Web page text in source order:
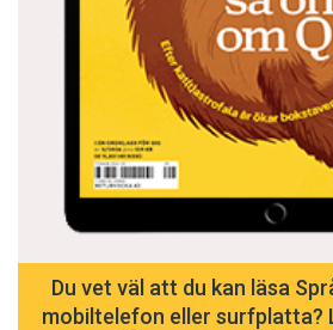
Du vet väl att du kan läsa
mobiltelefon eller surfplatta?